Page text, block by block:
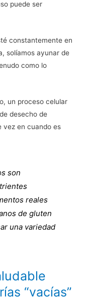
puede ser
constantemente en
solíamos ayunar de
como lo
un proceso celular
desecho de
vez en cuando es
son
reales
de gluten
una variedad
“vacías”